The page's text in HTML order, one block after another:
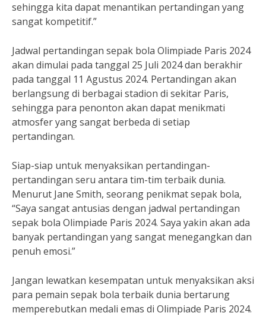
sehingga kita dapat menantikan pertandingan yang
sangat kompetitif.”
Jadwal pertandingan sepak bola Olimpiade Paris 2024
akan dimulai pada tanggal 25 Juli 2024 dan berakhir
pada tanggal 11 Agustus 2024. Pertandingan akan
berlangsung di berbagai stadion di sekitar Paris,
sehingga para penonton akan dapat menikmati
atmosfer yang sangat berbeda di setiap
pertandingan.
Siap-siap untuk menyaksikan pertandingan-
pertandingan seru antara tim-tim terbaik dunia.
Menurut Jane Smith, seorang penikmat sepak bola,
“Saya sangat antusias dengan jadwal pertandingan
sepak bola Olimpiade Paris 2024. Saya yakin akan ada
banyak pertandingan yang sangat menegangkan dan
penuh emosi.”
Jangan lewatkan kesempatan untuk menyaksikan aksi
para pemain sepak bola terbaik dunia bertarung
memperebutkan medali emas di Olimpiade Paris 2024.